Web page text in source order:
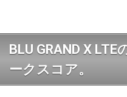
BLU GRAND X
ークスコア。